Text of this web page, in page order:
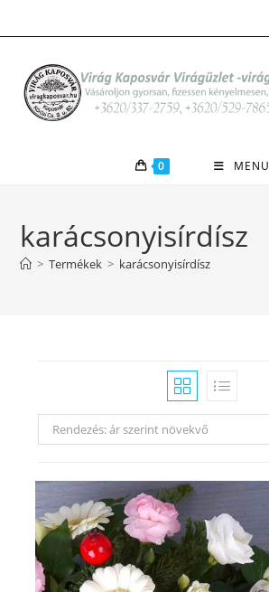
to
0 MENU
karácsonyisírdísz
> Termékek > karácsonyisírdísz
Rendezés: ár szerint növekvő